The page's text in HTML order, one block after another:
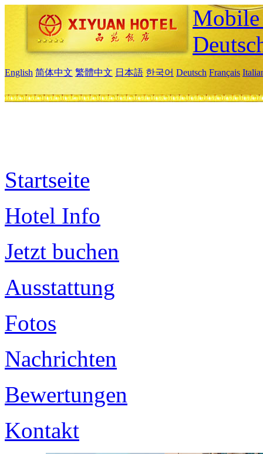
English 简体中文 繁體中文 日本語 한국어 Deutsch Français
Startseite
Hotel Info
Jetzt buchen
Ausstattung
Fotos
Nachrichten
Bewertungen
Kontakt